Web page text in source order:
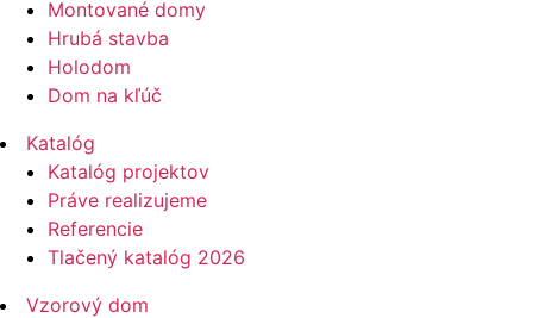
Montované domy
Hrubá stavba
Holodom
Dom na kľúč
Katalóg
Katalóg projektov
Práve realizujeme
Referencie
Tlačený katalóg 2026
Vzorový dom